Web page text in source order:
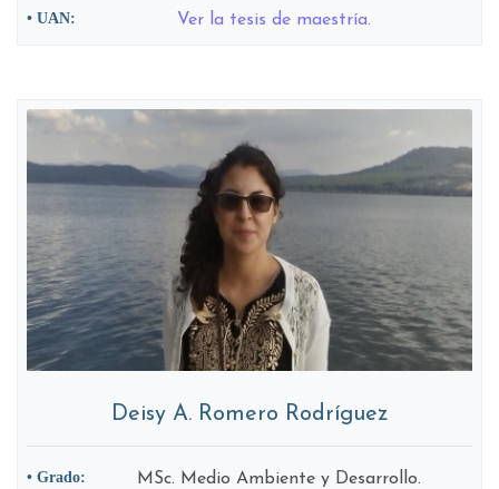
• UAN: Ver la tesis de maestría.
Deisy A. Romero Rodríguez
• Grado: MSc. Medio Ambiente y Desarrollo.